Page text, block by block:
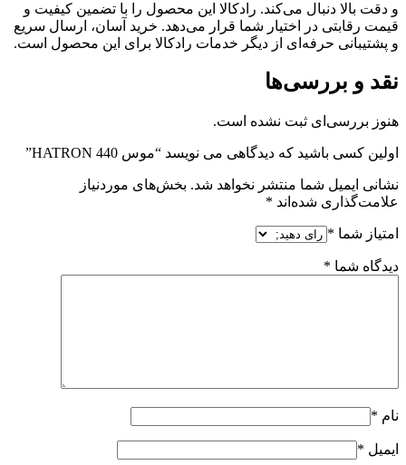
و دقت بالا دنبال می‌کند. رادکالا این محصول را با تضمین کیفیت و
قیمت رقابتی در اختیار شما قرار می‌دهد. خرید آسان، ارسال سریع
و پشتیبانی حرفه‌ای از دیگر خدمات رادکالا برای این محصول است.
نقد و بررسی‌ها
هنوز بررسی‌ای ثبت نشده است.
اولین کسی باشید که دیدگاهی می نویسد “موس HATRON 440”
نشانی ایمیل شما منتشر نخواهد شد. بخش‌های موردنیاز
علامت‌گذاری شده‌اند *
امتیاز شما *
دیدگاه شما *
نام *
ایمیل *